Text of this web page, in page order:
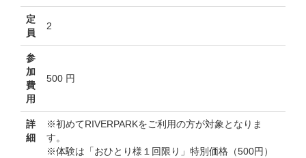
定
員
2
参
加
費
用
500 円
詳
細
※初めてRIVERPARKをご利用の方が対象となりま
す。
※体験は「おひとり様１回限り」特別価格（500円）